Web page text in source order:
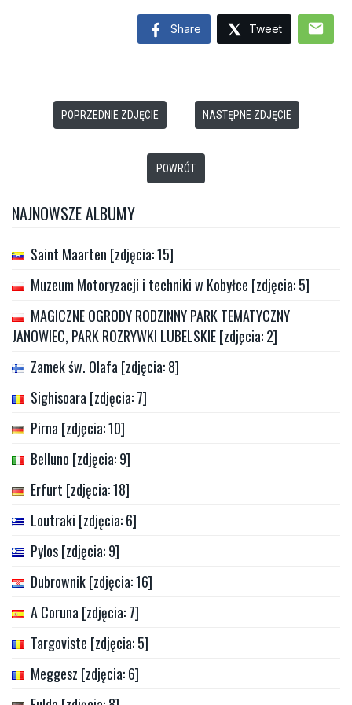
Share Tweet mail
POPRZEDNIE ZDJĘCIE NASTĘPNE ZDJĘCIE
POWRÓT
NAJNOWSZE ALBUMY
Saint Maarten [zdjęcia: 15]
Muzeum Motoryzacji i techniki w Kobyłce [zdjęcia: 5]
MAGICZNE OGRODY RODZINNY PARK TEMATYCZNY
JANOWIEC, PARK ROZRYWKI LUBELSKIE [zdjęcia: 2]
Zamek św. Olafa [zdjęcia: 8]
Sighisoara [zdjęcia: 7]
Pirna [zdjęcia: 10]
Belluno [zdjęcia: 9]
Erfurt [zdjęcia: 18]
Loutraki [zdjęcia: 6]
Pylos [zdjęcia: 9]
Dubrownik [zdjęcia: 16]
A Coruna [zdjęcia: 7]
Targoviste [zdjęcia: 5]
Meggesz [zdjęcia: 6]